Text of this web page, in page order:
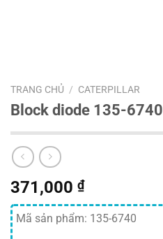
TRANG CHỦ / CATERPILLAR
Block diode 135-6740
371,000 ₫
Mã sản phẩm: 135-6740